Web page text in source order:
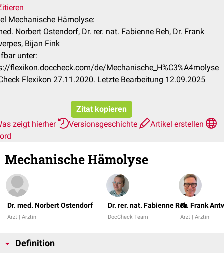
Mechanische Hämolyse:
Norbert Ostendorf, Dr. rer. nat. Fabienne Reh, Dr. Frank
Bijan Fink
unter:
flexikon.doccheck.com/de/Mechanische_H%C3%A4molyse
Flexikon 27.11.2020. Letzte Bearbeitung 12.09.2025
Zitat kopieren
zeigt hierher
Versionsgeschichte
Artikel erstellen
Mechanische Hämolyse
Dr. med. Norbert Ostendorf
Arzt | Ärztin
Dr. rer. nat. Fabienne Reh
DocCheck Team
Dr. Frank
Arzt | Ärztin
Definition